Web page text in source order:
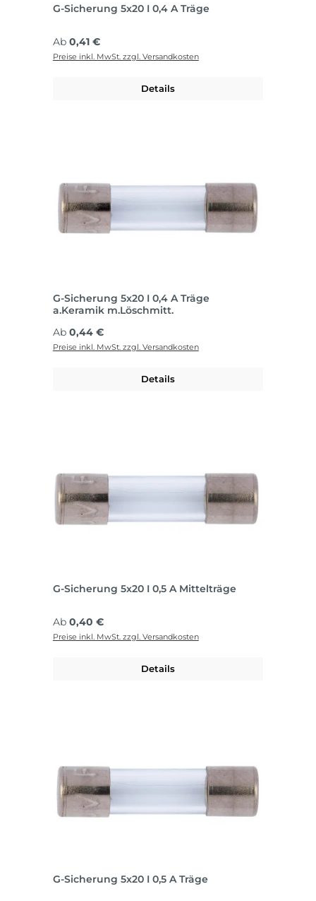
G-Sicherung 5x20 I 0,4 A Träge
Regulärer Preis:
Ab 0,41 €
Preise inkl. MwSt. zzgl. Versandkosten
Details
G-Sicherung 5x20 I 0,4 A Träge
a.Keramik m.Löschmitt.
Regulärer Preis:
Ab 0,44 €
Preise inkl. MwSt. zzgl. Versandkosten
Details
G-Sicherung 5x20 I 0,5 A Mittelträge
Regulärer Preis:
Ab 0,40 €
Preise inkl. MwSt. zzgl. Versandkosten
Details
G-Sicherung 5x20 I 0,5 A Träge